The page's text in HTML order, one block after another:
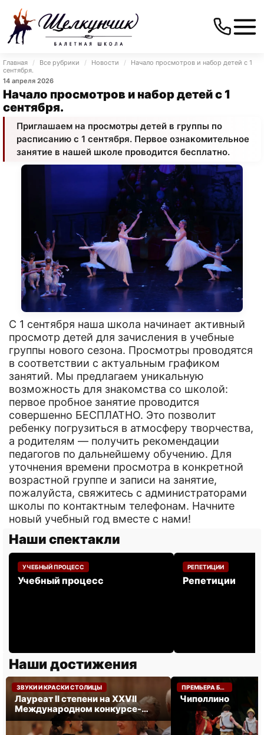
Главная / Все рубрики / Новости /
Начало просмотров и набор детей с 1
сентября.
14 апреля 2026
Начало просмотров и набор детей с 1
сентября.
Приглашаем на просмотры детей в группы по
расписанию с 1 сентября. Первое ознакомительное
занятие в нашей школе проводится бесплатно.
С 1 сентября наша школа начинает активный
просмотр детей для зачисления в учебные
группы нового сезона. Просмотры проводятся
в соответствии с актуальным графиком
занятий. Мы предлагаем уникальную
возможность для знакомства со школой:
первое пробное занятие проводится
совершенно БЕСПЛАТНО. Это позволит
ребенку погрузиться в атмосферу творчества,
а родителям — получить рекомендации
педагогов по дальнейшему обучению. Для
уточнения времени просмотра в конкретной
возрастной группе и записи на занятие,
пожалуйста, свяжитесь с администраторами
школы по контактным телефонам. Начните
новый учебный год вместе с нами!
Наши спектакли
УЧЕБНЫЙ ПРОЦЕСС
Учебный процесс
РЕПЕТИЦИИ
Репетиции
Наши достижения
ЗВУКИ И КРАСКИ СТОЛИЦЫ
НОЯБРЬ 2024
Лауреат II степени на XXVII
Международном конкурсе-
фестивале «ЗВУКИ И КРАСКИ
СТОЛИЦЫ».
ПРЕМЬЕРА БАЛЕТА «ЧИПОЛЛИНО».
МАЙ 2024
Чиполлино